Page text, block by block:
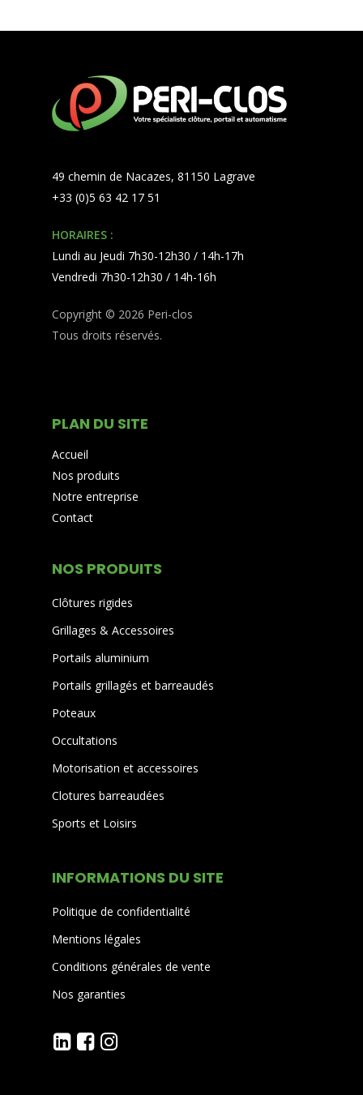
49 chemin de Nacazes, 81150 Lagrave
+33 (0)5 63 42 17 51
HORAIRES :
Lundi au Jeudi 7h30-12h30 / 14h-17h
Vendredi 7h30-12h30 / 14h-16h
Copyright © 2026 Peri-clos
Tous droits réservés.
PLAN DU SITE
Accueil
Nos produits
Notre entreprise
Contact
NOS PRODUITS
Clôtures rigides
Grillages & Accessoires
Portails aluminium
Portails grillagés et barreaudés
Poteaux
Occultations
Motorisation et accessoires
Clotures barreaudées
Sports et Loisirs
INFORMATIONS DU SITE
Politique de confidentialité
Mentions légales
Conditions générales de vente
Nos garanties